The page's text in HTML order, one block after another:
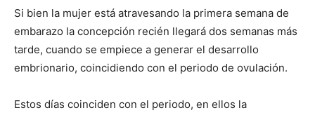
Si bien la mujer está atravesando la primera semana de
embarazo la concepción recién llegará dos semanas más
tarde, cuando se empiece a generar el desarrollo
embrionario, coincidiendo con el periodo de ovulación.
Estos días coinciden con el periodo, en ellos la